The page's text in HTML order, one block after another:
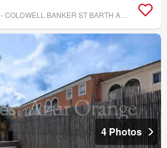
4 Photos